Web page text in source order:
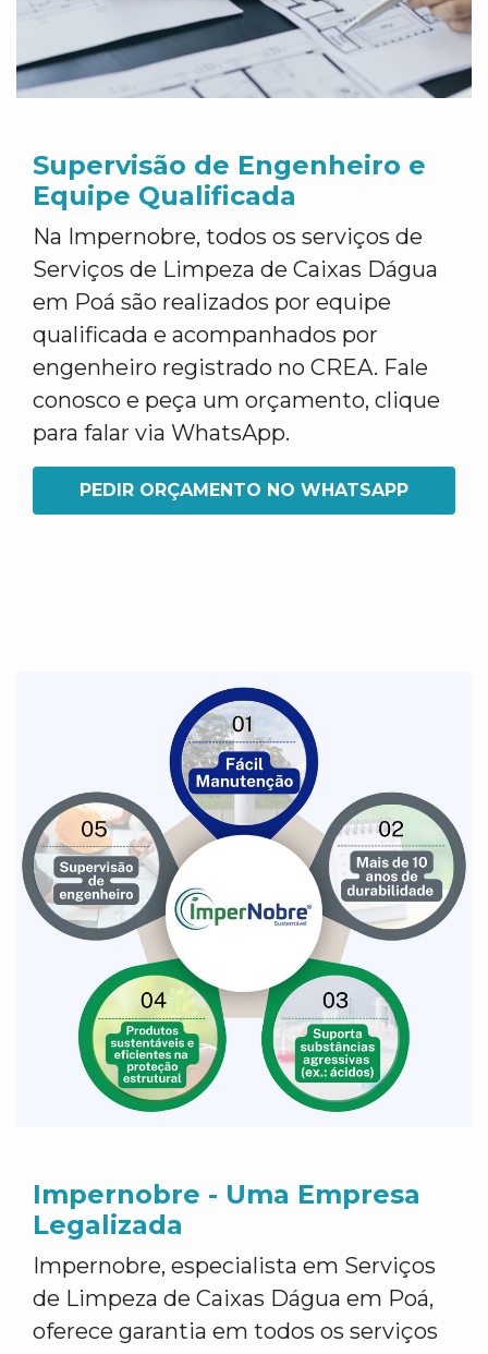
Supervisão de Engenheiro e
Equipe Qualificada
Na Impernobre, todos os serviços de
Serviços de Limpeza de Caixas Dágua
em Poá são realizados por equipe
qualificada e acompanhados por
engenheiro registrado no CREA. Fale
conosco e peça um orçamento, clique
para falar via WhatsApp.
PEDIR ORÇAMENTO NO WHATSAPP
Impernobre - Uma Empresa
Legalizada
Impernobre, especialista em Serviços
de Limpeza de Caixas Dágua em Poá,
oferece garantia em todos os serviços